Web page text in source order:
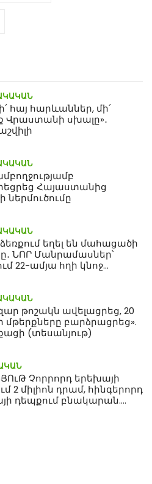
հայ հարևաններ, մի՛
Վրաստանի սխալը»․
Հայաստանից
ներմուծումը
եղել են մահացածի
ՆՈՐ Մանրամասներ՝
22-ամյա հղի կնոջ
թոշակն ավելացրեց, 20
բարձրացրեց».
(տեսանյութ)
Չորրորդ երեխայի
2 միլիոն դրամ, հինգերորդ
դեպքում բնակարան.